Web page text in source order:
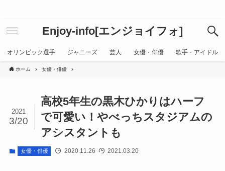
Enjoy-info[エンジョイフォ]
オリンピック選手 ジャニーズ 芸人 女優・俳優 歌手・アイドル
ホーム 女優・俳優
高校5年生の黒木ひかりはハーフ
で可愛い！やべっちスタジアムの
アシスタントも
2021
3/20
女優・俳優 2020.11.26 2021.03.20